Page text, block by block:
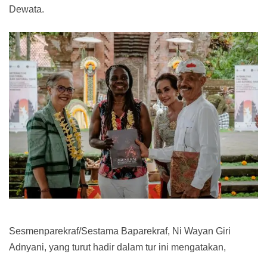
Dewata.
Sesmenparekraf/Sestama Baparekraf, Ni Wayan Giri
Adnyani, yang turut hadir dalam tur ini mengatakan,